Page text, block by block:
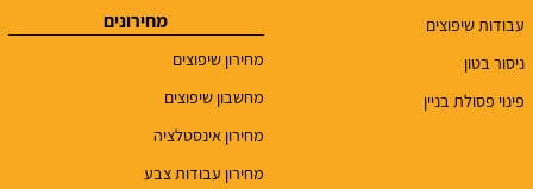
עבודות שיפוצים
ניסור בטון
פינוי פסולת בניין
מחירונים
מחירון שיפוצים
מחשבון שיפוצים
מחירון אינסטלציה
מחירון עבודות צבע